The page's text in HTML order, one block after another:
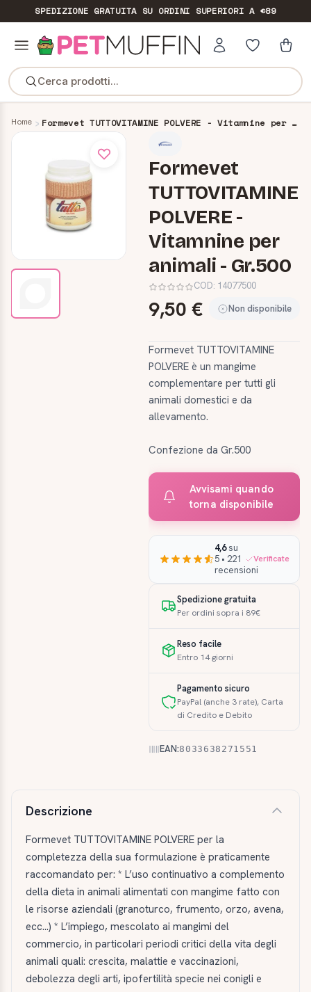
SPEDIZIONE GRATUITASU ORDINI SUPERIORI A €89
Cerca prodotti...
Home Formevet TUTTOVITAMINE POLVERE - Vitamnine per animali - Gr.500
Formevet
TUTTOVITAMINE
POLVERE -
Vitamnine per
animali - Gr.500
COD: 14077500
9,50 € Non disponibile
Formevet TUTTOVITAMINE
POLVERE è un mangime
complementare per tutti gli
animali domestici e da
allevamento.
Confezione da Gr.500
Avvisami quando
torna disponibile
4,6su
5 • 221
recensioni
Verificate
Spedizione gratuita
Per ordini sopra i 89€
Reso facile
Entro 14 giorni
Pagamento sicuro
PayPal (anche 3 rate), Carta
di Credito e Debito
EAN:8033638271551
Descrizione
Formevet TUTTOVITAMINE POLVERE per la
completezza della sua formulazione è praticamente
raccomandato per: * L’uso continuativo a complemento
della dieta in animali alimentati con mangime fatto con
le risorse aziendali (granoturco, frumento, orzo, avena,
ecc...) * L’impiego, mescolato ai mangimi del
commercio, in particolari periodi critici della vita degli
animali quali: crescita, malattie e vaccinazioni,
debolezza degli arti, ipofertilità specie nei conigli e